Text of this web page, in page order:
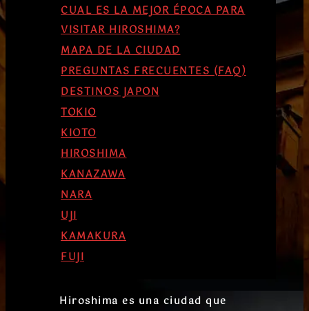
CUAL ES LA MEJOR ÉPOCA PARA
VISITAR HIROSHIMA?
MAPA DE LA CIUDAD
PREGUNTAS FRECUENTES (FAQ)
DESTINOS JAPON
TOKIO
KIOTO
HIROSHIMA
KANAZAWA
NARA
UJI
KAMAKURA
FUJI
Hiroshima es una ciudad que